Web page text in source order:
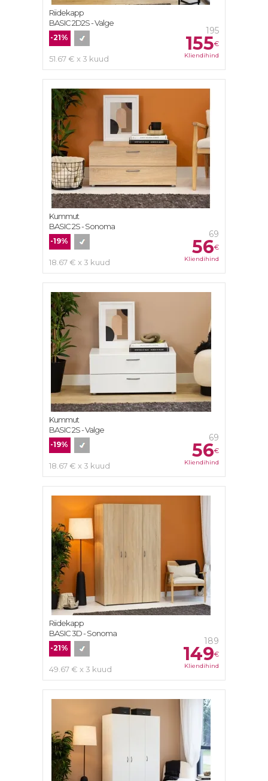
195
155€
Kliendihind
-21%
51.67 € x 3 kuud
Riidekapp
BASIC 2D2S - Valge
69
56€
Kliendihind
-19%
18.67 € x 3 kuud
Kummut
BASIC 2S - Sonoma
69
56€
Kliendihind
-19%
18.67 € x 3 kuud
Kummut
BASIC 2S - Valge
189
149€
Kliendihind
-21%
49.67 € x 3 kuud
Riidekapp
BASIC 3D - Sonoma